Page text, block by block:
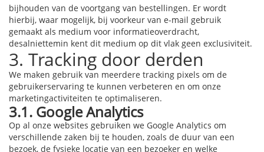
bijhouden van de voortgang van bestellingen. Er wordt
hierbij, waar mogelijk, bij voorkeur van e-mail gebruik
gemaakt als medium voor informatieoverdracht,
desalniettemin kent dit medium op dit vlak geen exclusiviteit.
3. Tracking door derden
We maken gebruik van meerdere tracking pixels om de
gebruikerservaring te kunnen verbeteren en om onze
marketingactiviteiten te optimaliseren.
3.1. Google Analytics
Op al onze websites gebruiken we Google Analytics om
verschillende zaken bij te houden, zoals de duur van een
bezoek, de fysieke locatie van een bezoeker en welke